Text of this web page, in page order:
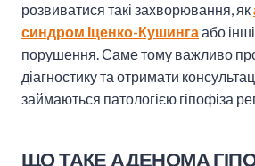
розвиватися такі захворювання, як
синдром Іценко-Кушингаабо
порушення. Саме тому важливо
діагностику та отримати
займаються патологією гіпофіза